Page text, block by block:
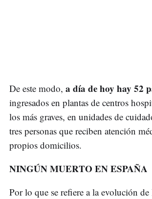
De este modo, a día de hoy hay 52
ingresados en plantas de centros
los más graves, en unidades de
tres personas que reciben atención
propios domicilios.
NINGÚN MUERTO EN ESPAÑA
Por lo que se refiere a la evolución de